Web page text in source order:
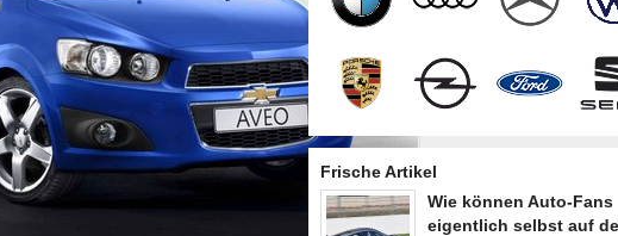
Frische Artikel
Wie können Auto-Fans
eigentlich selbst auf